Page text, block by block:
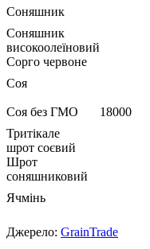
Соняшник
Соняшник
високоолеїновий
Сорго червоне
Соя
Соя без ГМО
18000
Тритікале
шрот соєвий
Шрот
соняшниковий
Ячмінь
Джерело: GrainTrade